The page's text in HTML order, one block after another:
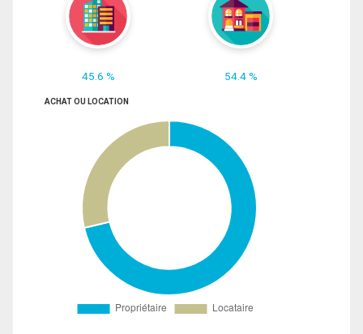
45.6 % 54.4 %
ACHAT OU LOCATION